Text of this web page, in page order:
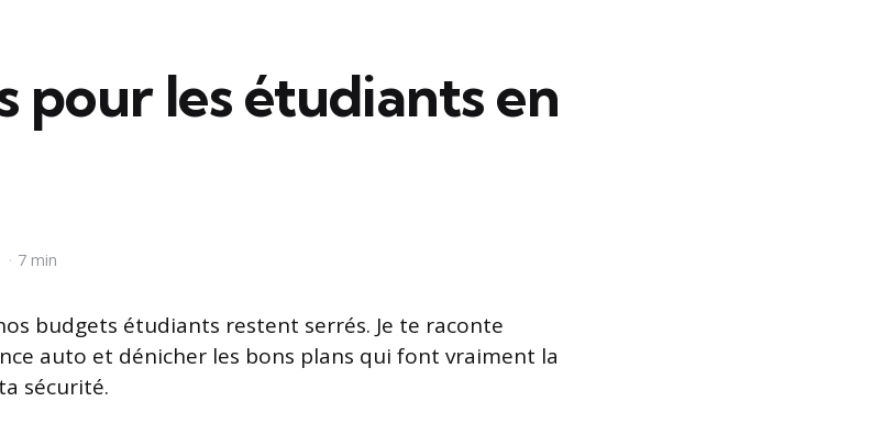
pour les étudiants en
7 min
budgets étudiants restent serrés. Je te raconte
auto et dénicher les bons plans qui font vraiment la
sécurité.